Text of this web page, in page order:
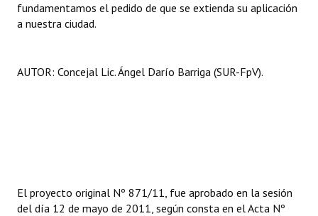
fundamentamos el pedido de que se extienda su aplicación
a nuestra ciudad.
AUTOR: Concejal Lic. Ángel Darío Barriga (SUR-FpV).
El proyecto original Nº 871/11, fue aprobado en la sesión
del día 12 de mayo de 2011, según consta en el Acta Nº